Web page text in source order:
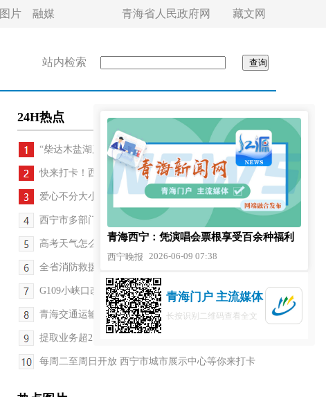
图片 融媒 青海省人民政府网 藏文网
站内检索
24H热点
“柴达木盐湖产业工匠”入选首批州级劳务品牌
快来打卡！西宁市湟中区上线10余处露营新点位
爱心不分大小，坚持就有力量
西宁市多部门联动做实做细高考服务保障
高考天气怎么样？多云天气为主，温度适宜
全省消防救援队伍全力护航高考消防安全
G109小峡口改建工程正式通车 西宁海东“半小时通勤...
青海交通运输部门全力做好高考出行服务保障
提取业务超2.71万笔 总金额超2.46亿元 西宁公积金...
每周二至周日开放 西宁市城市展示中心等你来打卡
青海西宁：凭演唱会票根享受百余种福利
西宁晚报 2026-06-09 07:38
青海门户 主流媒体
长按识别二维码查看全文